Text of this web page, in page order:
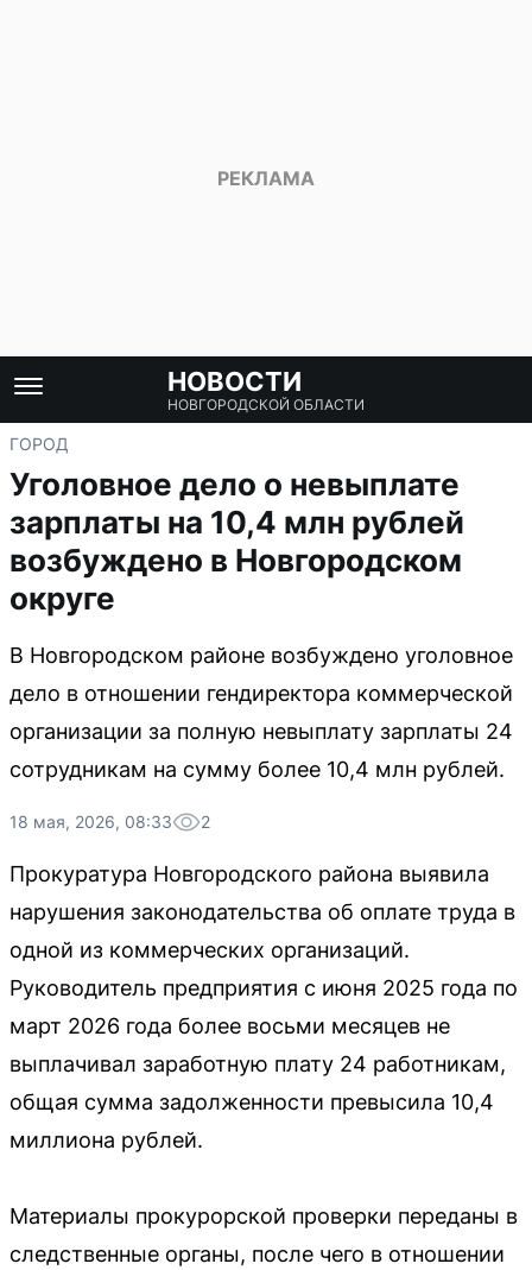
НОВОСТИ
НОВГОРОДСКОЙ ОБЛАСТИ
ГОРОД
Уголовное дело о невыплате
зарплаты на 10,4 млн рублей
возбуждено в Новгородском
округе
В Новгородском районе возбуждено уголовное
дело в отношении гендиректора коммерческой
организации за полную невыплату зарплаты 24
сотрудникам на сумму более 10,4 млн рублей.
18 мая, 2026, 08:33 2
Прокуратура Новгородского района выявила
нарушения законодательства об оплате труда в
одной из коммерческих организаций.
Руководитель предприятия с июня 2025 года по
март 2026 года более восьми месяцев не
выплачивал заработную плату 24 работникам,
общая сумма задолженности превысила 10,4
миллиона рублей.
Материалы прокурорской проверки переданы в
следственные органы, после чего в отношении